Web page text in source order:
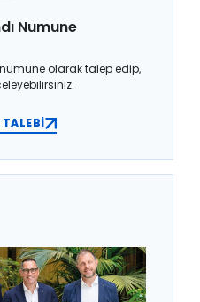
Numune
olarak talep edip,
TALEBİ